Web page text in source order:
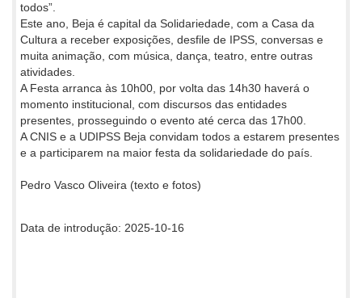
todos”.
Este ano, Beja é capital da Solidariedade, com a Casa da
Cultura a receber exposições, desfile de IPSS, conversas e
muita animação, com música, dança, teatro, entre outras
atividades.
A Festa arranca às 10h00, por volta das 14h30 haverá o
momento institucional, com discursos das entidades
presentes, prosseguindo o evento até cerca das 17h00.
A CNIS e a UDIPSS Beja convidam todos a estarem presentes
e a participarem na maior festa da solidariedade do país.
Pedro Vasco Oliveira (texto e fotos)
Data de introdução: 2025-10-16